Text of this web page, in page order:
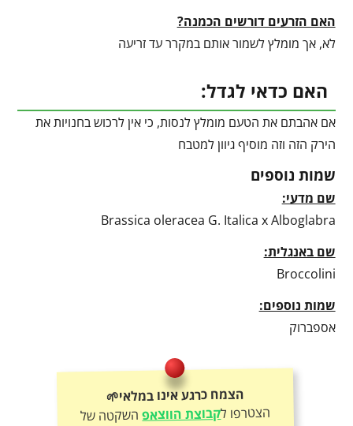
האם הזרעים דורשים הכמנה?
לא, אך מומלץ לשמור אותם במקרר עד זריעה
האם כדאי לגדל:
אם אהבתם את הטעם מומלץ לנסות, כי אין לרכוש בחנויות את
הירק הזה וזה מוסיף גיוון למטבח
שמות נוספים
שם מדעי:
Brassica oleracea G. Italica x Alboglabra
שם באנגלית:
Broccolini
שמות נוספים:
אספברוק
הצמח כרגע אינו במלאי🌱
הצטרפו לקבוצת הווצאפהשקטה של
אורגניקו וקבלו עדכונים לפני כולם – על